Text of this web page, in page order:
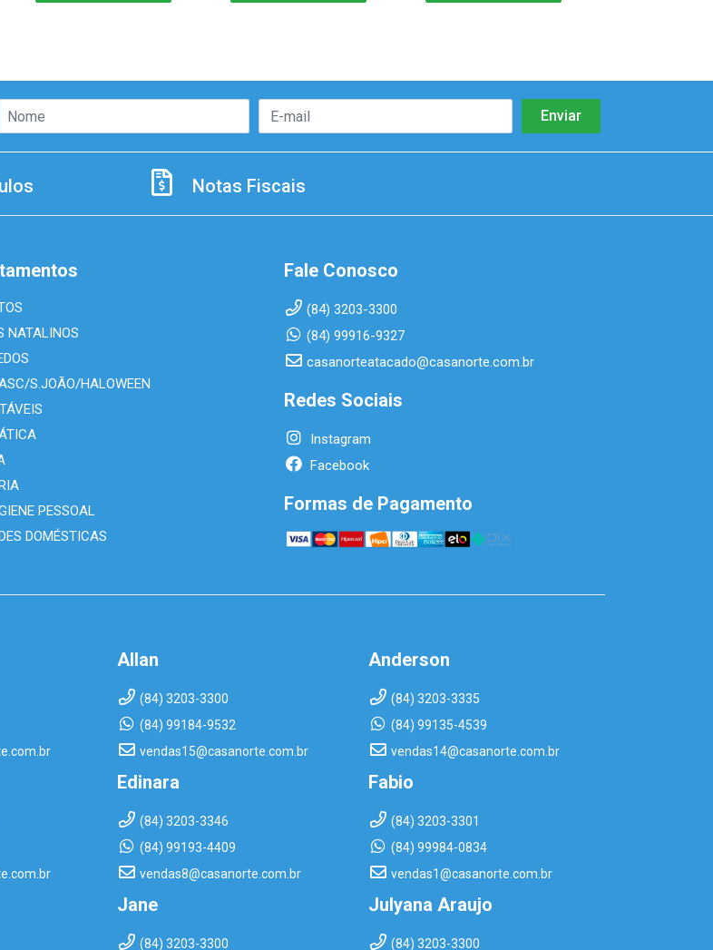
Notas Fiscais
NATALINOS
S.JOÃO/HALOWEEN
PESSOAL
DOMÉSTICAS
Fale Conosco
(84) 3203-3300
(84) 99916-9327
casanorteatacado@casanorte.com.br
Redes Sociais
Instagram
Facebook
Formas de Pagamento
Allan
(84) 3203-3300
(84) 99184-9532
vendas15@casanorte.com.br
Anderson
(84) 3203-3335
(84) 99135-4539
vendas14@casanorte.com.br
Edinara
(84) 3203-3346
(84) 99193-4409
vendas8@casanorte.com.br
Fabio
(84) 3203-3301
(84) 99984-0834
vendas1@casanorte.com.br
Jane
(84) 3203-3300
Julyana Araujo
(84) 3203-3300